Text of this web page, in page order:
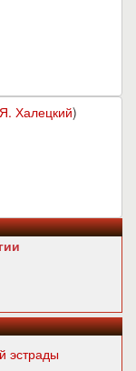
Я. Халецкий)